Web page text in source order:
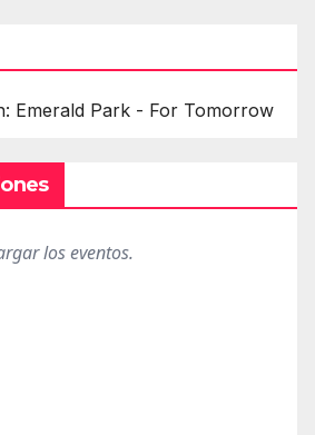
Emerald Park - For Tomorrow